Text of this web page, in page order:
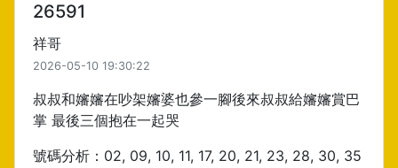
26591
祥哥
2026-05-10 19:30:22
叔叔和嬸嬸在吵架嬸婆也參一腳後來叔叔給嬸嬸賞巴
掌 最後三個抱在一起哭
號碼分析：02, 09, 10, 11, 17, 20, 21, 23, 28, 30, 35